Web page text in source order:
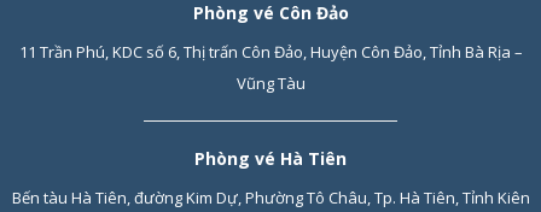
Phòng vé Côn Đảo
11 Trần Phú, KDC số 6, Thị trấn Côn Đảo, Huyện Côn Đảo, Tỉnh Bà Rịa –
Vũng Tàu
Phòng vé Hà Tiên
Bến tàu Hà Tiên, đường Kim Dự, Phường Tô Châu, Tp. Hà Tiên, Tỉnh Kiên